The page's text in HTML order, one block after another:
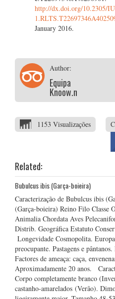
http://dx.doi.org/10.2305/
January 2016.
Author:
Equipa
Knoow.net
1153 Visualizações
Related:
Bubulcus ibis (Garça-boieira)
Caracterização de Bubulcus ibis
(Garça-boieira) Reino Filo Classe
Animalia Chordata Aves
Distrib. Geográfica Estatuto
Longevidade Cosmopolita.
preocupante. Pastagens e
Factores de ameaça: caça,
Aproximadamente 20 anos.
Corpo completamente branco
castanho-amarelados (Verão).